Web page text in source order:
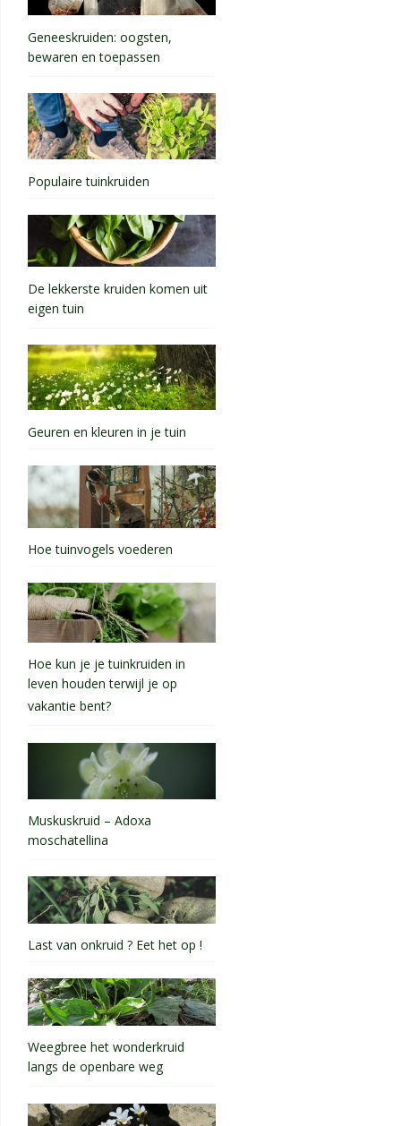
Geneeskruiden: oogsten,
bewaren en toepassen
Populaire tuinkruiden
De lekkerste kruiden komen uit
eigen tuin
Geuren en kleuren in je tuin
Hoe tuinvogels voederen
Hoe kun je je tuinkruiden in
leven houden terwijl je op
vakantie bent?
Muskuskruid – Adoxa
moschatellina
Last van onkruid ? Eet het op !
Weegbree het wonderkruid
langs de openbare weg